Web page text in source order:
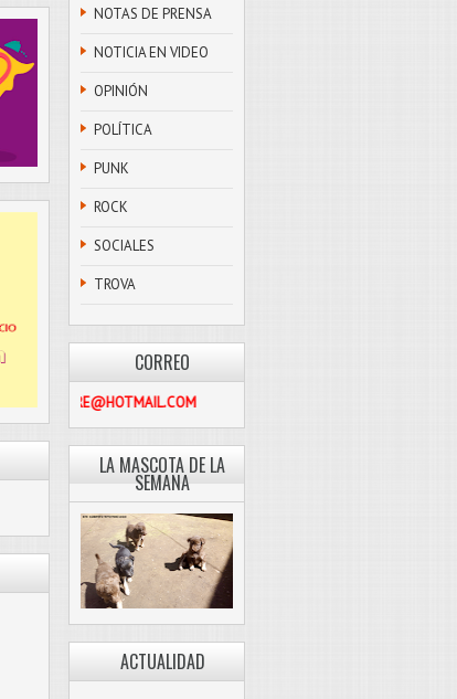
NOTAS DE PRENSA
NOTICIA EN VIDEO
OPINIÓN
POLÍTICA
PUNK
ROCK
SOCIALES
TROVA
CORREO
PASCOLIBRE@HOTMAIL.COM
LA MASCOTA DE LA
SEMANA
ACTUALIDAD